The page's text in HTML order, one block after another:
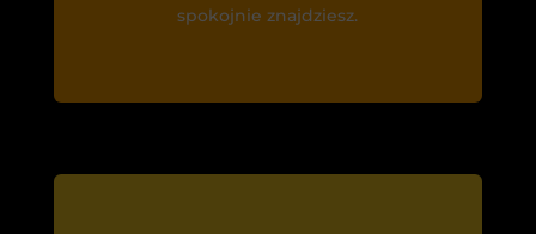
spokojnie znajdziesz.